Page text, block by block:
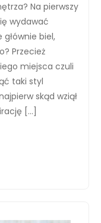
Na pierwszy
wydawać
biel,
Przecież
miejsca czuli
taki styl
skąd wziął
[…]